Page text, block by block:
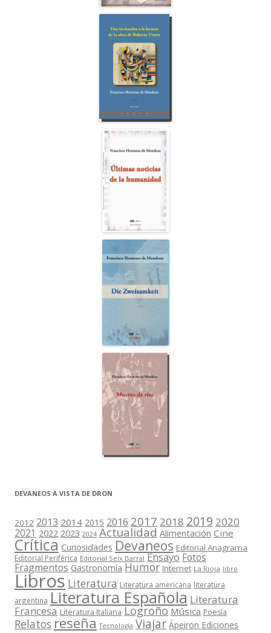
DEVANEOS A VISTA DE DRON
2012 2013 2014 2015 2016 2017 2018 2019 2020
2021 2022 2023 2024 Actualidad Alimentación Cine
Crítica Curiosidades Devaneos Editorial Anagrama
Editorial Periférica Editorial Seix Barral Ensayo Fotos
Fragmentos Gastronomía Humor Internet La Rioja libro
Libros Literatura Literatura americana literatura
argentina Literatura Española Literatura
Francesa Literatura Italiana Logroño Música Poesía
Relatos reseña Tecnología Viajar Ápeiron Ediciones